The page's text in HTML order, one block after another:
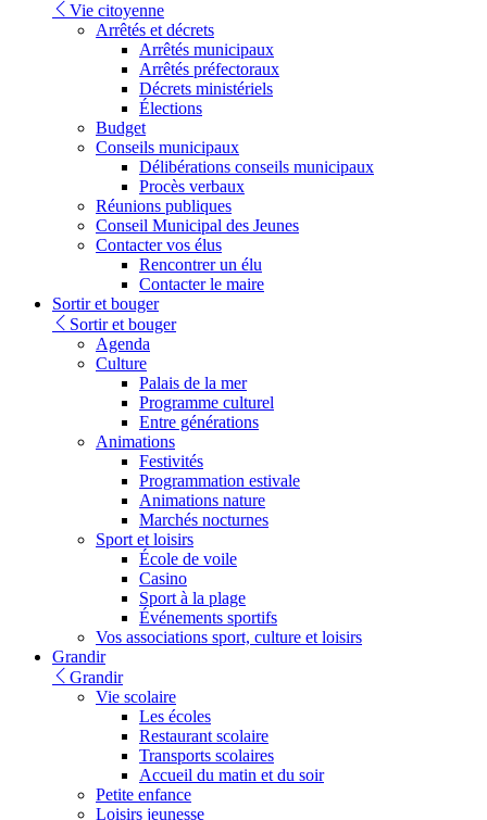
Vie citoyenne
Arrêtés et décrets
Arrêtés municipaux
Arrêtés préfectoraux
Décrets ministériels
Élections
Budget
Conseils municipaux
Délibérations conseils municipaux
Procès verbaux
Réunions publiques
Conseil Municipal des Jeunes
Contacter vos élus
Rencontrer un élu
Contacter le maire
Sortir et bouger
Sortir et bouger
Agenda
Culture
Palais de la mer
Programme culturel
Entre générations
Animations
Festivités
Programmation estivale
Animations nature
Marchés nocturnes
Sport et loisirs
École de voile
Casino
Sport à la plage
Événements sportifs
Vos associations sport, culture et loisirs
Grandir
Grandir
Vie scolaire
Les écoles
Restaurant scolaire
Transports scolaires
Accueil du matin et du soir
Petite enfance
Loisirs jeunesse